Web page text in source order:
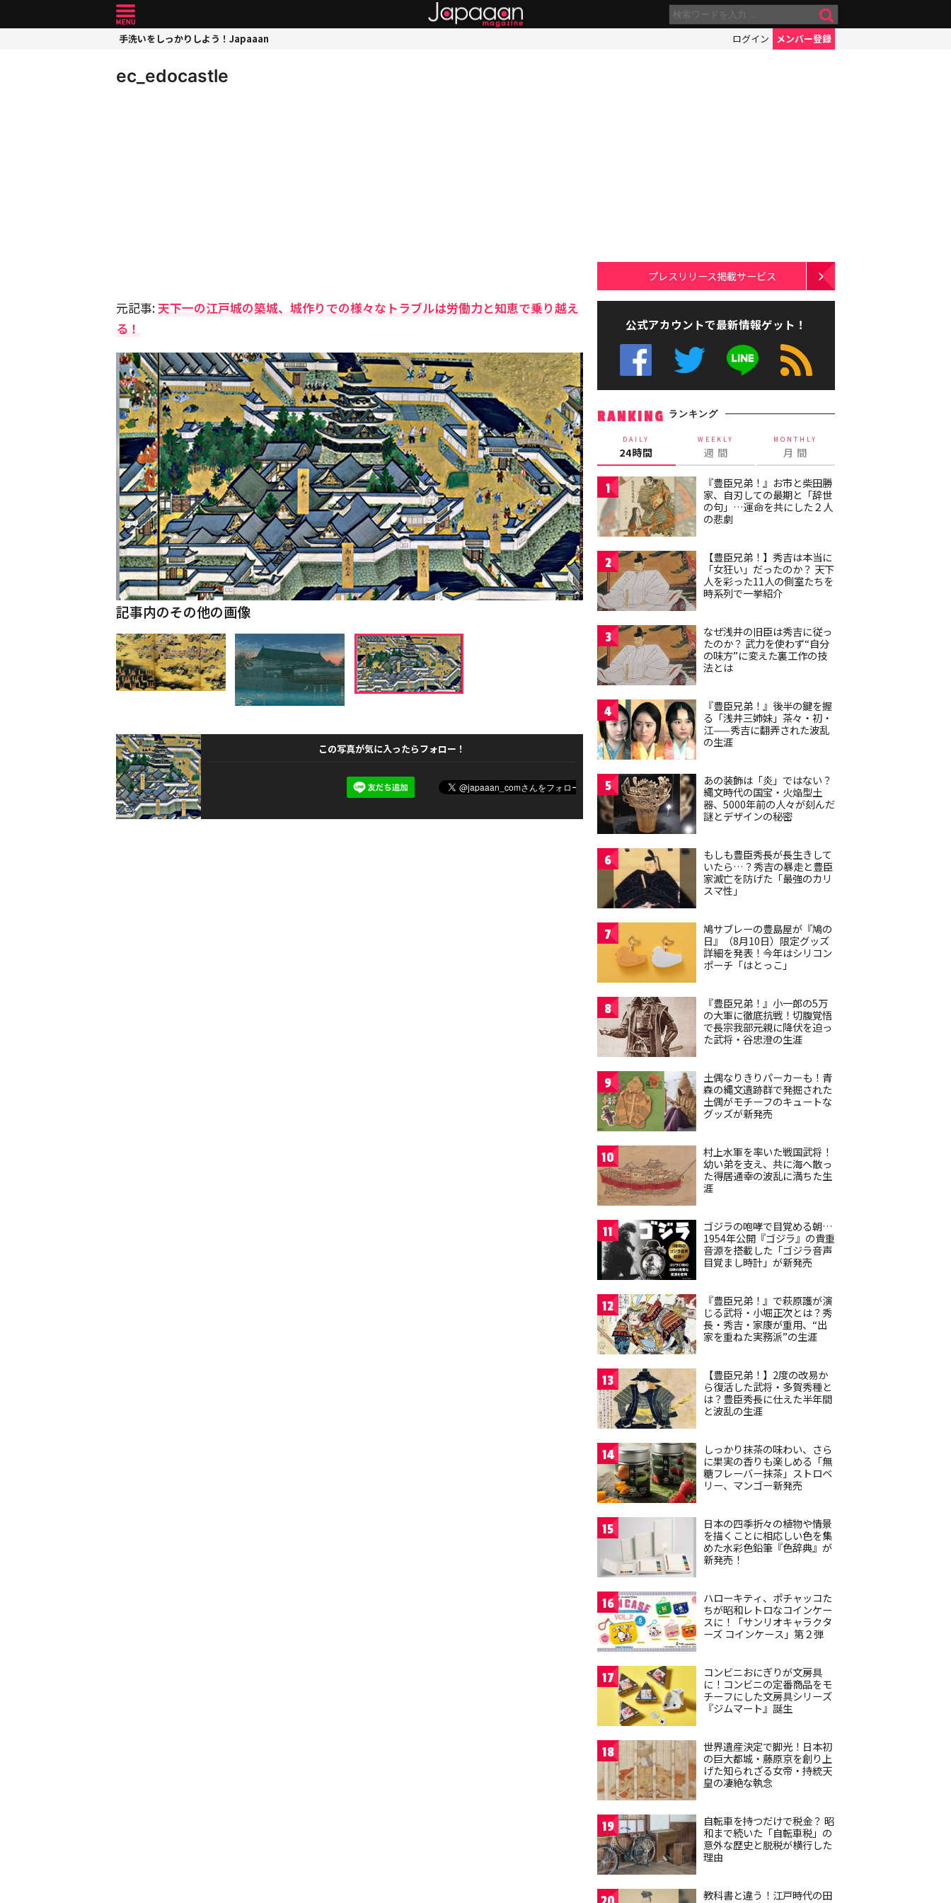
手洗いをしっかりしよう！Japaaan ログイン メンバー登録
ec_edocastle
元記事:天下一の江戸城の築城、城作りでの様々なトラブルは労働力と知恵で乗り越え
る！
記事内のその他の画像
この写真が気に入ったらフォロー！
プレスリリース掲載サービス
公式アカウントで最新情報ゲット！
RANKING ランキング
DAILY
24時間
WEEKLY
週 間
MONTHLY
月 間
1
『豊臣兄弟！』お市と柴田勝
家、自刃しての最期と「辞世
の句」…運命を共にした２人
の悲劇
2
【豊臣兄弟！】秀吉は本当に
「女狂い」だったのか？ 天下
人を彩った11人の側室たちを
時系列で一挙紹介
3
なぜ浅井の旧臣は秀吉に従っ
たのか？ 武力を使わず“自分
の味方”に変えた裏工作の技
法とは
4
『豊臣兄弟！』後半の鍵を握
る「浅井三姉妹」茶々・初・
江——秀吉に翻弄された波乱
の生涯
5
あの装飾は「炎」ではない？
縄文時代の国宝・火焔型土
器、5000年前の人々が刻んだ
謎とデザインの秘密
6
もしも豊臣秀長が長生きして
いたら…？秀吉の暴走と豊臣
家滅亡を防げた「最強のカリ
スマ性」
7
鳩サブレーの豊島屋が『鳩の
日』（8月10日）限定グッズ
詳細を発表！今年はシリコン
ポーチ「はとっこ」
8
『豊臣兄弟！』小一郎の5万
の大軍に徹底抗戦！切腹覚悟
で長宗我部元親に降伏を迫っ
た武将・谷忠澄の生涯
9
土偶なりきりパーカーも！青
森の縄文遺跡群で発掘された
土偶がモチーフのキュートな
グッズが新発売
10
村上水軍を率いた戦国武将！
幼い弟を支え、共に海へ散っ
た得居通幸の波乱に満ちた生
涯
11
ゴジラの咆哮で目覚める朝…
1954年公開『ゴジラ』の貴重
音源を搭載した「ゴジラ音声
目覚まし時計」が新発売
12
『豊臣兄弟！』で萩原護が演
じる武将・小堀正次とは？秀
長・秀吉・家康が重用、“出
家を重ねた実務派”の生涯
13
【豊臣兄弟！】2度の改易か
ら復活した武将・多賀秀種と
は？豊臣秀長に仕えた半年間
と波乱の生涯
14
しっかり抹茶の味わい、さら
に果実の香りも楽しめる「無
糖フレーバー抹茶」ストロベ
リー、マンゴー新発売
15
日本の四季折々の植物や情景
を描くことに相応しい色を集
めた水彩色鉛筆『色辞典』が
新発売！
16
ハローキティ、ポチャッコた
ちが昭和レトロなコインケー
スに！「サンリオキャラクタ
ーズ コインケース」第２弾
17
コンビニおにぎりが文房具
に！コンビニの定番商品をモ
チーフにした文房具シリーズ
『ジムマート』誕生
18
世界遺産決定で脚光！日本初
の巨大都城・藤原京を創り上
げた知られざる女帝・持統天
皇の凄絶な執念
19
自転車を持つだけで税金？ 昭
和まで続いた「自転車税」の
意外な歴史と脱税が横行した
理由
教科書と違う！江戸時代の田